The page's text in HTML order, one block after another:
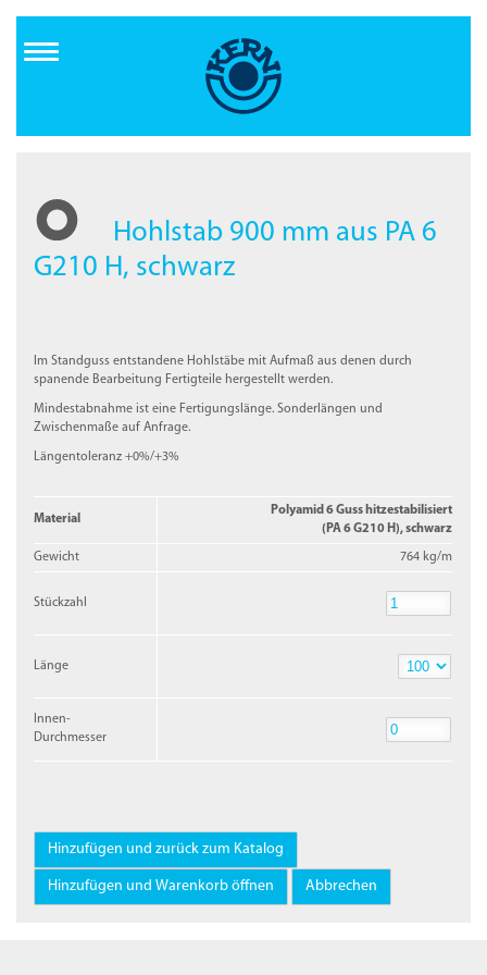
Inhalt
Hohlstab 900 mm aus PA 6
G210 H, schwarz
Im Standguss entstandene Hohlstäbe mit Aufmaß aus denen durch
spanende Bearbeitung Fertigteile hergestellt werden.
Mindestabnahme ist eine Fertigungslänge. Sonderlängen und
Zwischenmaße auf Anfrage.
Längentoleranz +0%/+3%
Material
Polyamid 6 Guss hitzestabilisiert
(PA 6 G210 H), schwarz
Gewicht 764 kg/m
Stückzahl
Länge
Innen-
Durchmesser